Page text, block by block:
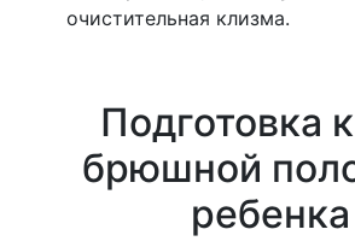
очистительная клизма.
Подготовка
брюшной
ребенка